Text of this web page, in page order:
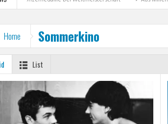
Home Sommerkino
List